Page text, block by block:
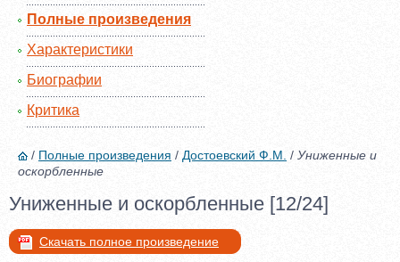
Полные произведения
Характеристики
Биографии
Критика
/ Полные произведения / Достоевский Ф.М. / Униженные и
оскорбленные
Униженные и оскорбленные [12/24]
Скачать полное произведение